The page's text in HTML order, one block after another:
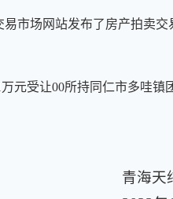
市场网站发布了房产拍卖
元受让00所持同仁市多哇
青海天